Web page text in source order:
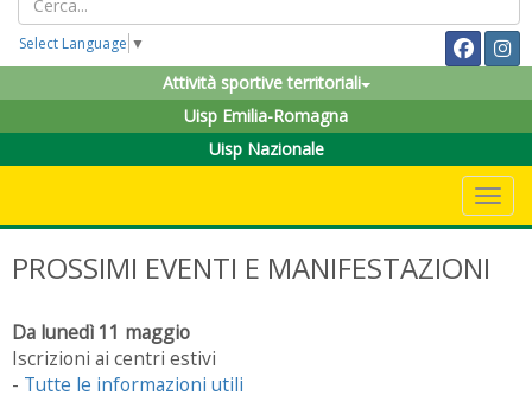
Select Language ▼
Attività sportive territoriali
Uisp Emilia-Romagna
Uisp Nazionale
PROSSIMI EVENTI E MANIFESTAZIONI
Da lunedì 11 maggio
Iscrizioni ai centri estivi
- Tutte le informazioni utili